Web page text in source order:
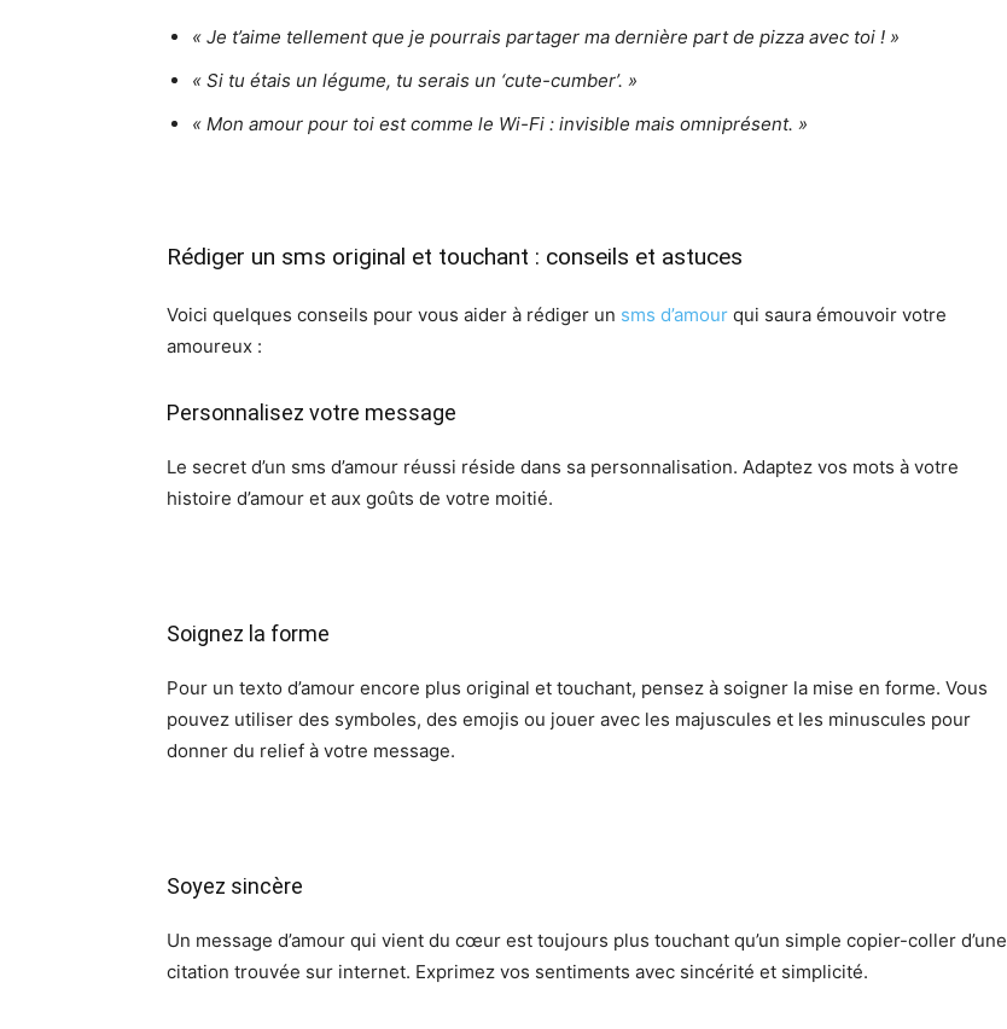
« Je t’aime tellement que je pourrais partager ma dernière part de pizza avec toi ! »
« Si tu étais un légume, tu serais un ‘cute-cumber’. »
« Mon amour pour toi est comme le Wi-Fi : invisible mais omniprésent. »
Rédiger un sms original et touchant : conseils et astuces
Voici quelques conseils pour vous aider à rédiger un sms d’amour qui saura émouvoir votre
amoureux :
Personnalisez votre message
Le secret d’un sms d’amour réussi réside dans sa personnalisation. Adaptez vos mots à votre
histoire d’amour et aux goûts de votre moitié.
Soignez la forme
Pour un texto d’amour encore plus original et touchant, pensez à soigner la mise en forme. Vous
pouvez utiliser des symboles, des emojis ou jouer avec les majuscules et les minuscules pour
donner du relief à votre message.
Soyez sincère
Un message d’amour qui vient du cœur est toujours plus touchant qu’un simple copier-coller d’une
citation trouvée sur internet. Exprimez vos sentiments avec sincérité et simplicité.